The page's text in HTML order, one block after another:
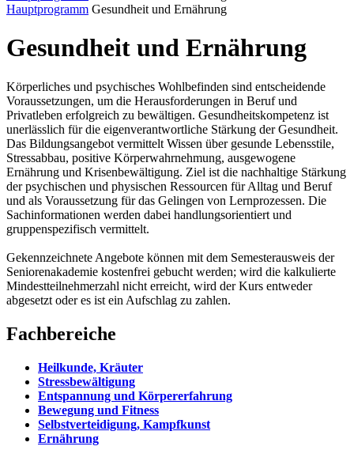
Hauptprogramm Gesundheit und Ernährung
Gesundheit und Ernährung
Körperliches und psychisches Wohlbefinden sind entscheidende
Voraussetzungen, um die Herausforderungen in Beruf und
Privatleben erfolgreich zu bewältigen. Gesundheitskompetenz ist
unerlässlich für die eigenverantwortliche Stärkung der Gesundheit.
Das Bildungsangebot vermittelt Wissen über gesunde Lebensstile,
Stressabbau, positive Körperwahrnehmung, ausgewogene
Ernährung und Krisenbewältigung. Ziel ist die nachhaltige Stärkung
der psychischen und physischen Ressourcen für Alltag und Beruf
und als Voraussetzung für das Gelingen von Lernprozessen. Die
Sachinformationen werden dabei handlungsorientiert und
gruppenspezifisch vermittelt.
Gekennzeichnete Angebote können mit dem Semesterausweis der
Seniorenakademie kostenfrei gebucht werden; wird die kalkulierte
Mindestteilnehmerzahl nicht erreicht, wird der Kurs entweder
abgesetzt oder es ist ein Aufschlag zu zahlen.
Fachbereiche
Heilkunde, Kräuter
Stressbewältigung
Entspannung und Körpererfahrung
Bewegung und Fitness
Selbstverteidigung, Kampfkunst
Ernährung